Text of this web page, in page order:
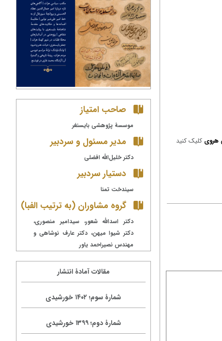
هروی کلیک کنید
صاحب امتیاز
موسسۀ پژوهشی بایسنغر
مدیر مسئول و سردبیر
دکتر خلیل‌الله افضلی
دستیار سردبیر
سیندخت تمنا
گروه مشاوران (به ترتیب الفبا)
دکتر اسدالله شعور، سیدامیر منصوری،
دکتر شیوا میهن، دکتر عارف نوشاهی و
مهندس نصیراحمد یاور
مقالات آمادۀ انتشار
شمارۀ سوم؛ ۱۴۰۲ خورشیدی
شمارۀ دوم؛ ۱۳۹۹ خورشیدی